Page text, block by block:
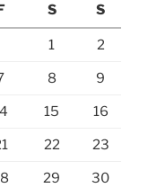
S S
1 2
8 9
15 16
22 23
29 30